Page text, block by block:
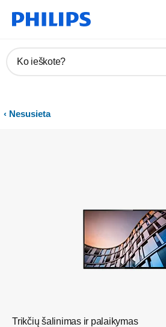
Ko ieškote?
Nesusieta
Trikčių šalinimas ir palaikymas
Vadovai ir dokumentacija